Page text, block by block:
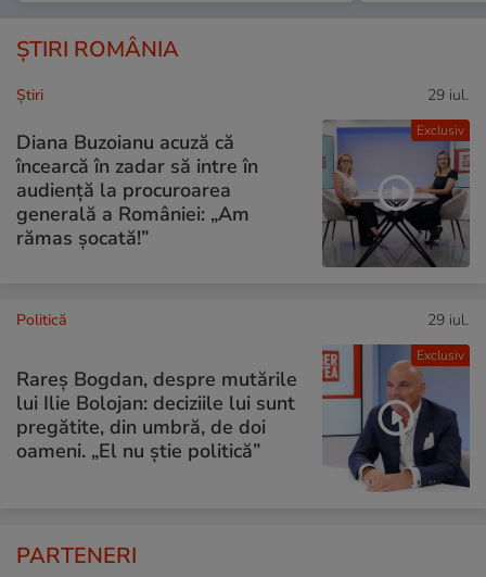
ȘTIRI ROMÂNIA
Exclusiv
Ştiri 29 iul.
Diana Buzoianu acuză că
încearcă în zadar să intre în
audiență la procuroarea
generală a României: „Am
rămas șocată!”
Exclusiv
Politică 29 iul.
Rareș Bogdan, despre mutările
lui Ilie Bolojan: deciziile lui sunt
pregătite, din umbră, de doi
oameni. „El nu știe politică”
PARTENERI